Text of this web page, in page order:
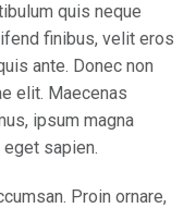
quis neque
finibus, velit eros
ante. Donec non
elit. Maecenas
ipsum magna
sapien.
Proin ornare,